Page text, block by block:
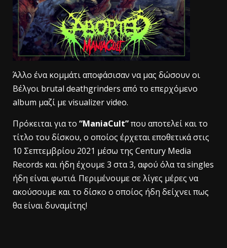
Άλλο ένα κομμάτι αποφάσισαν να μας δώσουν οι
Βέλγοι brutal deathgrinders από το επερχόμενο
album μαζί με visualizer video.
Πρόκειται για το “ManiaCult”που αποτελεί και το
τίτλο του δίσκου, ο οποίος έρχεται εποθετικά στις
10 Σεπτεμβρίου 2021 μέσω της Century Media
Records και ήδη έχουμε 3 στα 3, αφού όλα τα singles
ήδη είναι φωτιά. Περιμένουμε σε λίγες μέρες να
ακούσουμε και το δίσκο ο οποίος ήδη δείχνει πως
θα είναι δυναμίτης!